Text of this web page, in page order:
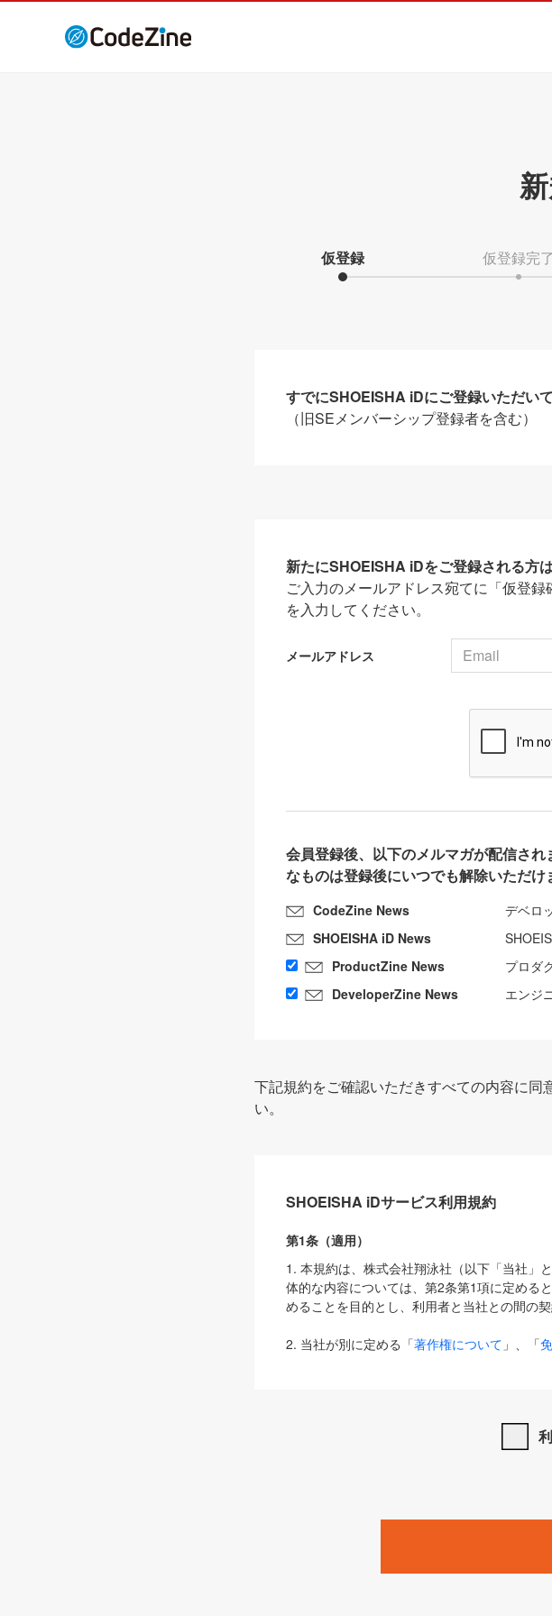
仮登録 仮登録完了
すでにSHOEISHA iDにご登録いただい
（旧SEメンバーシップ登録者を含む）
新たにSHOEISHA iDをご登録される方
ご入力のメールアドレス宛てに「仮登
を入力してください。
メールアドレス
会員登録後、以下のメルマガが配信さ
なものは登録後にいつでも解除いただけ
CodeZine News
デベロ
SHOEISHA iD News
ProductZine News
プロダ
DeveloperZine News
エンジ
下記規約をご確認いただきすべての内容に
い。
SHOEISHA iDサービス利用規約
第1条（適用）
1. 本規約は、株式会社翔泳社（以下「当社」
体的な内容については、第2条第1項に定める
めることを目的とし、利用者と当社との間の契
2. 当社が別に定める「著作権について 」、「
は、本規約の規定が優先して適用されるものと
1. 「本サービス」とは、当社が提供する以下
みます）及びこれらサービスに関連して当社
「SEBook」「SEShop」「CodeZine」「